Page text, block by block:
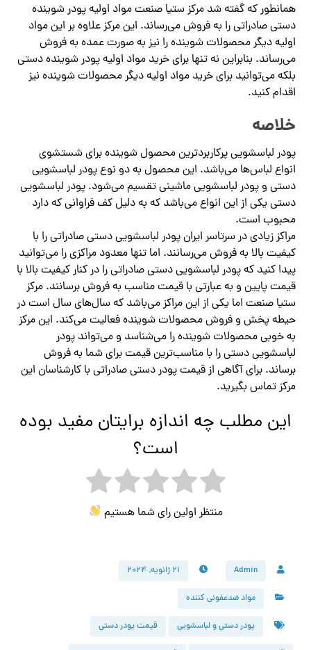
همانطور که گفته شد مرکز ستیا صنعت مواد اولیه پودر شوینده
دستی صادراتی را به فروش می‌رساند. این مرکز علاوه بر این مواد
اولیه دیگر محصولات شوینده را نیز به صورت عمده به فروش
می‌رساند. بنابراین نه تنها برای خرید مواد اولیه پودر شوینده دستی
بلکه می‌توانید برای خرید مواد اولیه دیگر محصولات شوینده نیز
اقدام کنید.
خلاصه
پودر لباسشویی پرکاربردترین محصول شوینده برای شستشوی
انواع لباس‌ها می‌باشد. این محصول به دو نوع پودر لباسشویی
دستی و پودر لباسشویی ماشینی تقسیم می‌شود. پودر لباسشویی
دستی یکی از این انواع می‌باشد که به دلیل کف فراوانی که دارد
محبوب است.
مراکز زیادی در سرتاسر ایران پودر لباسشویی دستی صادراتی را با
کیفیت بالا به فروش می‌رسانند. اما تنها معدود مراکزی را می‌توانید
پیدا کنید که پودر لباسشویی دستی صادراتی را در کنار کیفیت بالا با
قیمت پایین و به عبارتی با قیمت مناسب به فروش برسانند. مرکز
ستیا صنعت اما یکی از این مراکز می‌باشد که سال‌های سال است در
حیطه پخش و فروش محصولات شوینده فعالیت می‌کند. این مرکز
به خوبی محصولات شوینده را می‌شناسد و می‌تواند پودر
لباسشویی دستی را با مناسب‌ترین قیمت برای شما به فروش
برساند. برای آگاهی از قیمت پودر دستی صادراتی با کارشناسان این
مرکز تماس بگیرید.
این مطلب چه اندازه برایتان مفید بوده
است؟
منتظر اولین رای شما هستیم
Admin ۲۱ ژانویه, ۲۰۲۴
مواد ضدعفونی کننده
پودر دستی و لباسشویی قیمت پودر دستی